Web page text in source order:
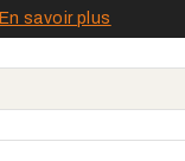
En savoir plus